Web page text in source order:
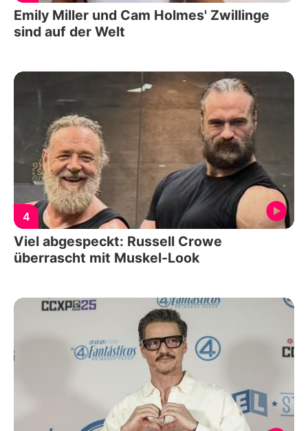
Emily Miller und Cam Holmes' Zwillinge
sind auf der Welt
4
Viel abgespeckt: Russell Crowe
überrascht mit Muskel-Look